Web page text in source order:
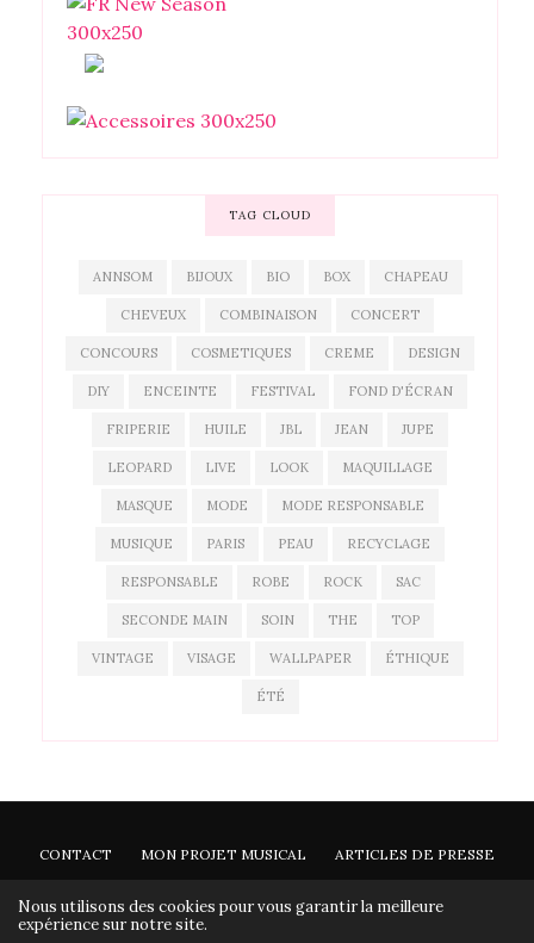
TAG CLOUD
ANNSOM BIJOUX BIO BOX CHAPEAU
CHEVEUX COMBINAISON CONCERT
CONCOURS COSMETIQUES CREME DESIGN
DIY ENCEINTE FESTIVAL FOND D'ÉCRAN
FRIPERIE HUILE JBL JEAN JUPE
LEOPARD LIVE LOOK MAQUILLAGE
MASQUE MODE MODE RESPONSABLE
MUSIQUE PARIS PEAU RECYCLAGE
RESPONSABLE ROBE ROCK SAC
SECONDE MAIN SOIN THE TOP
VINTAGE VISAGE WALLPAPER ÉTHIQUE
ÉTÉ
CONTACT MON PROJET MUSICAL ARTICLES DE PRESSE
Ann'so M © 2026 - Tous droits réservés -
Nous utilisons des cookies pour vous garantir la meilleure
expérience sur notre site.